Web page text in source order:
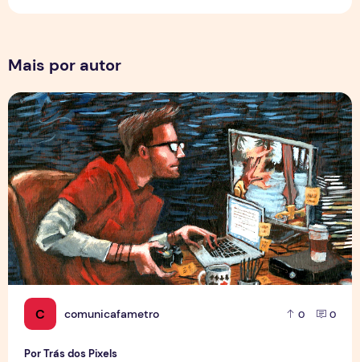
Mais por autor
C comunicafametro 0 0
Por Trás dos Pixels
Por Trás dos Pixels